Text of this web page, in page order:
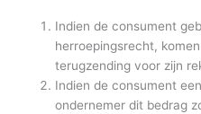
Indien de consument
herroepingsrecht,
terugzending voor zijn
Indien de consument
ondernemer dit bedrag